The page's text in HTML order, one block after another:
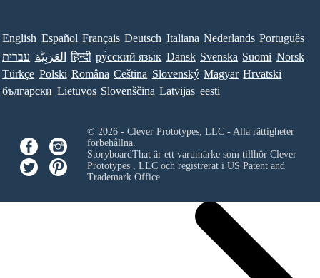
English Español Français Deutsch Italiana Nederlands Português
עברית العَرَبِيَّة हिन्दी ру́сский язы́к Dansk Svenska Suomi Norsk
Türkçe Polski Româna Ceština Slovenský Magyar Hrvatski
български Lietuvos Slovenščina Latvijas eesti
© 2026 - Clever Prototypes, LLC - Alla rättigheter
förbehållna.
StoryboardThat är ett varumärke som tillhör Clever
Prototypes , LLCoch registrerat i US Patent and
Trademark Office